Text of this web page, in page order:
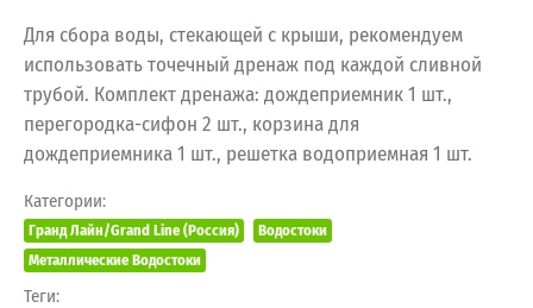
Для сбора воды, стекающей с крыши, рекомендуем
использовать точечный дренаж под каждой сливной
трубой. Комплект дренажа: дождеприемник 1 шт.,
перегородка-сифон 2 шт., корзина для
дождеприемника 1 шт., решетка водоприемная 1 шт.
Категории:
Гранд Лайн/Grand Line (Россия)
Водостоки
Металлические Водостоки
Теги: